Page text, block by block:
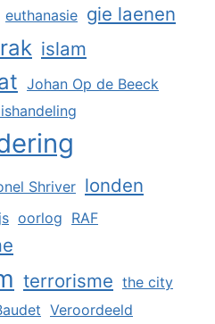
euthanasie gie laenen
islam
Johan Op de Beeck
Shriver londen
oorlog RAF
terrorisme the city
Veroordeeld